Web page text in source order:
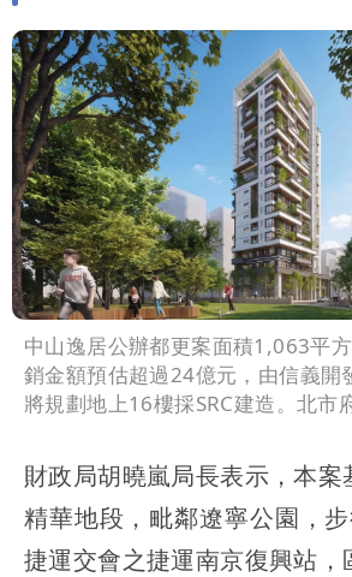
中山逸居公辦都更案面積1,063平
銷金額預估超過24億元，由信義開
將規劃地上16樓採SRC建造。北市
財政局胡曉嵐局長表示，本案
精華地段，毗鄰遼寧公園，
捷運交會之捷運南京復興站，